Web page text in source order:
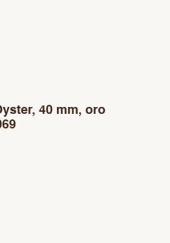
40 mm, oro